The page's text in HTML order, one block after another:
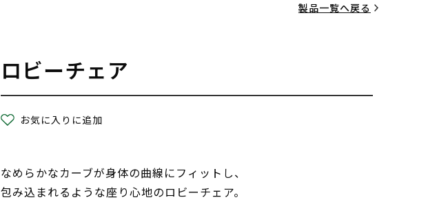
製品一覧へ戻る
ロビーチェア
お気に入りに追加
なめらかなカーブが身体の曲線にフィットし、
包み込まれるような座り心地のロビーチェア。